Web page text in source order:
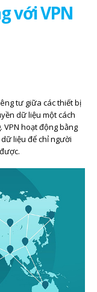
với VPN
tư giữa các thiết bị
dữ liệu một cách
VPN hoạt động bằng
liệu để chỉ người